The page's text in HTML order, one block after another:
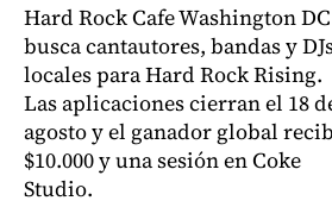
Hard Rock Cafe Washington DC
busca cantautores, bandas y
locales para Hard Rock Rising.
Las aplicaciones cierran el 18
agosto y el ganador global
$10.000 y una sesión en Coke
Studio.